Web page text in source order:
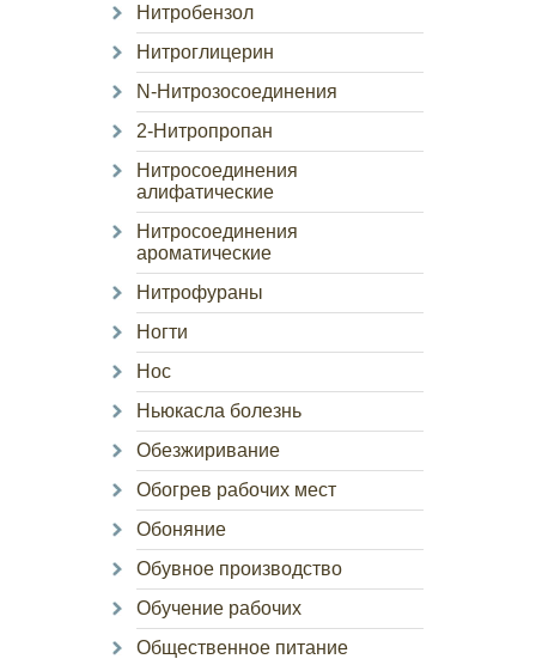
Нитробензол
Нитроглицерин
N-Нитрозосоединения
2-Нитропропан
Нитросоединения
алифатические
Нитросоединения
ароматические
Нитрофураны
Ногти
Нос
Ньюкасла болезнь
Обезжиривание
Обогрев рабочих мест
Обоняние
Обувное производство
Обучение рабочих
Общественное питание